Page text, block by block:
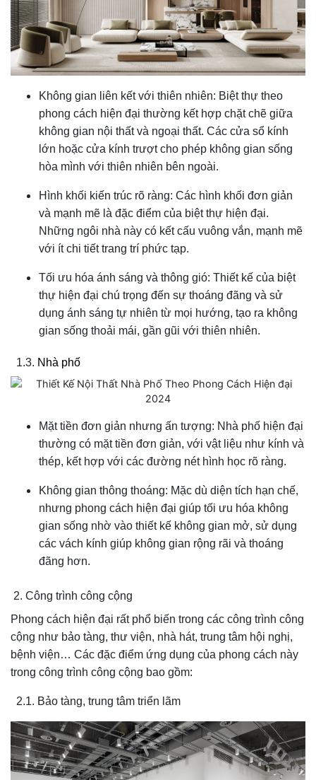
Không gian liên kết với thiên nhiên: Biệt thự theo
phong cách hiện đại thường kết hợp chặt chẽ giữa
không gian nội thất và ngoại thất. Các cửa sổ kính
lớn hoặc cửa kính trượt cho phép không gian sống
hòa mình với thiên nhiên bên ngoài.
Hình khối kiến trúc rõ ràng: Các hình khối đơn giản
và mạnh mẽ là đặc điểm của biệt thự hiện đại.
Những ngôi nhà này có kết cấu vuông vắn, mạnh mẽ
với ít chi tiết trang trí phức tạp.
Tối ưu hóa ánh sáng và thông gió: Thiết kế của biệt
thự hiện đại chú trọng đến sự thoáng đãng và sử
dụng ánh sáng tự nhiên từ mọi hướng, tạo ra không
gian sống thoải mái, gần gũi với thiên nhiên.
1.3. Nhà phố
Mặt tiền đơn giản nhưng ấn tượng: Nhà phố hiện đại
thường có mặt tiền đơn giản, với vật liệu như kính và
thép, kết hợp với các đường nét hình học rõ ràng.
Không gian thông thoáng: Mặc dù diện tích hạn chế,
nhưng phong cách hiện đại giúp tối ưu hóa không
gian sống nhờ vào thiết kế không gian mở, sử dụng
các vách kính giúp không gian rộng rãi và thoáng
đãng hơn.
2. Công trình công cộng
Phong cách hiện đại rất phổ biến trong các công trình công
cộng như bảo tàng, thư viện, nhà hát, trung tâm hội nghị,
bệnh viện… Các đặc điểm ứng dụng của phong cách này
trong công trình công cộng bao gồm:
2.1. Bảo tàng, trung tâm triển lãm